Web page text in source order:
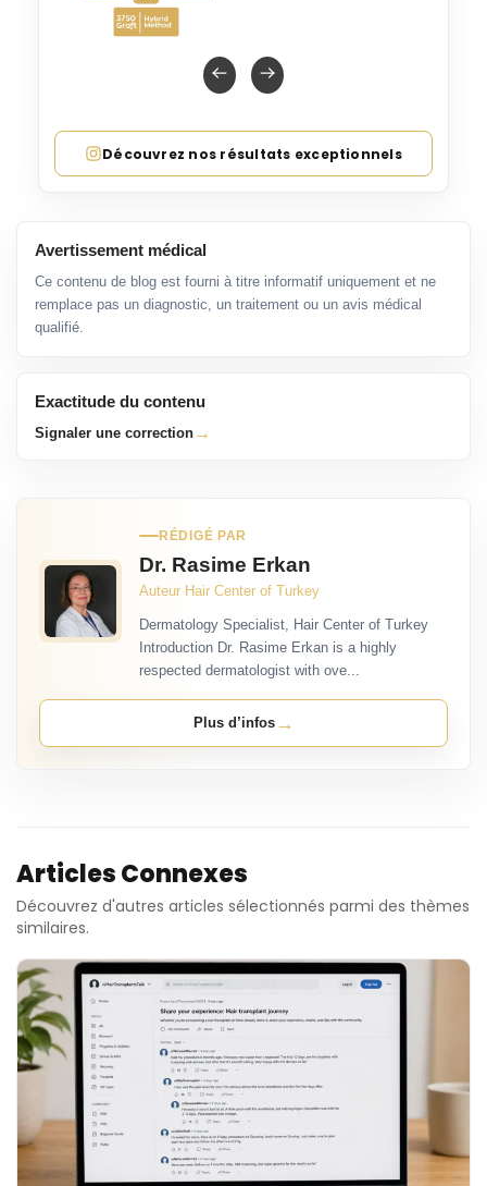
Découvrez nos résultats exceptionnels
Avertissement médical
Ce contenu de blog est fourni à titre informatif uniquement et ne
remplace pas un diagnostic, un traitement ou un avis médical
qualifié.
Exactitude du contenu
Signaler une correction →
RÉDIGÉ PAR
Dr. Rasime Erkan
Auteur Hair Center of Turkey
Dermatology Specialist, Hair Center of Turkey
Introduction Dr. Rasime Erkan is a highly
respected dermatologist with ove...
Plus d’infos→
Articles Connexes
Découvrez d'autres articles sélectionnés parmi des thèmes
similaires.